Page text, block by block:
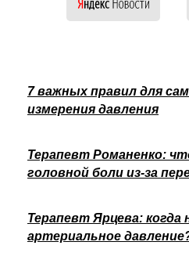
7 важных правил для
измерения давления
Терапевт Романенко:
головной боли из-за
Терапевт Ярцева: когда
артериальное